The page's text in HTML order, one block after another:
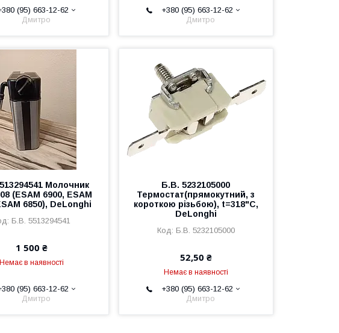
(95) 663-12-62
Дмитро
+380 (95) 663-12-62
Дмитро
Молочник
(ESAM 6900, ESAM
6850), DeLonghi
Б.В. 5513294541
1 500 ₴
Немає в наявності
(95) 663-12-62
Дмитро
Б.В. 5232105000
Термостат(прямокутний, з
короткою різьбою), t=318"С,
DeLonghi
Б.В. 5232105000
52,50 ₴
Немає в наявності
+380 (95) 663-12-62
Дмитро